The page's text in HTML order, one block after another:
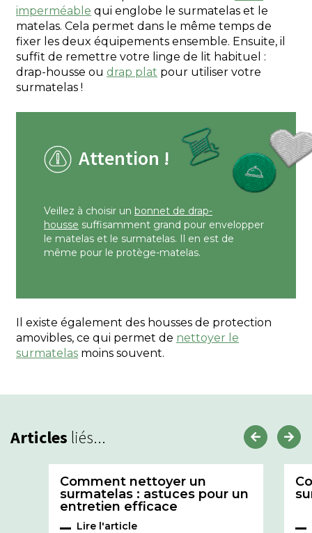
imperméable qui englobe le surmatelas et le
matelas. Cela permet dans le même temps de
fixer les deux équipements ensemble. Ensuite, il
suffit de remettre votre linge de lit habituel :
drap-housse ou drap plat pour utiliser votre
surmatelas !
Attention !
Veillez à choisir un bonnet de drap-
housse suffisamment grand pour envelopper
le matelas et le surmatelas. Il en est de
même pour le protège-matelas.
Il existe également des housses de protection
amovibles, ce qui permet de nettoyer le
surmatelas moins souvent.
Articles liés...
Comment nettoyer un
surmatelas : astuces pour un
entretien efficace
Lire l'article